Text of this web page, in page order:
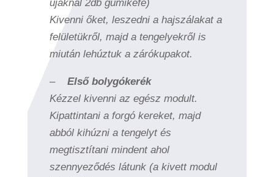
újaknál 2db gumikefe)
Kivenni őket, leszedni a hajszálakat a
felületükről, majd a tengelyekről is
miután lehúztuk a zárókupakot.
– Első bolygókerék
Kézzel kivenni az egész modult.
Kipattintani a forgó kereket, majd
abból kihúzni a tengelyt és
megtisztítani mindent ahol
szennyeződés látunk (a kivett modul